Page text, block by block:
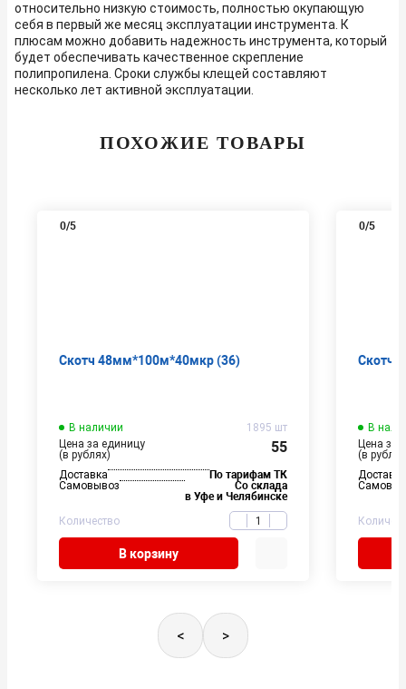
относительно низкую стоимость, полностью окупающую
себя в первый же месяц эксплуатации инструмента. К
плюсам можно добавить надежность инструмента, который
будет обеспечивать качественное скрепление
полипропилена. Сроки службы клещей составляют
несколько лет активной эксплуатации.
ПОХОЖИЕ ТОВАРЫ
0/5
Скотч 48мм*100м*40мкр (36)
В наличии
1895 шт
Цена за единицу
(в рублях)
55
Доставка
По тарифам ТК
Самовывоз
Со склада
в Уфе и Челябинске
Количество
В корзину
0/5
Скотч
В
Цена за
(в
Доставка
< >